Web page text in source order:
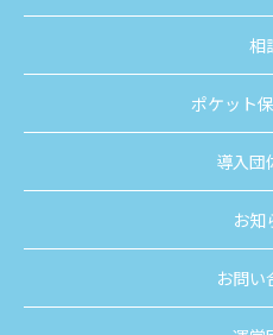
相
ポケット
導入団
お知
お問い